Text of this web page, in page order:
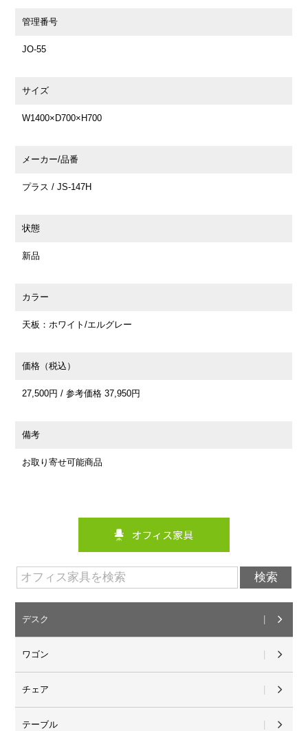
管理番号
JO-55
サイズ
W1400×D700×H700
メーカー/品番
プラス / JS-147H
状態
新品
カラー
天板：ホワイト/エルグレー
価格（税込）
27,500円 / 参考価格 37,950円
備考
お取り寄せ可能商品
デスク
ワゴン
チェア
テーブル